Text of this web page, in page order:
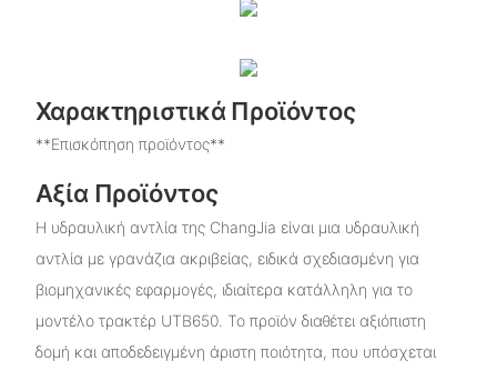
Χαρακτηριστικά Προϊόντος
**Επισκόπηση προϊόντος**
Αξία Προϊόντος
Η υδραυλική αντλία της ChangJia είναι μια υδραυλική
αντλία με γρανάζια ακριβείας, ειδικά σχεδιασμένη για
βιομηχανικές εφαρμογές, ιδιαίτερα κατάλληλη για το
μοντέλο τρακτέρ UTB650. Το προϊόν διαθέτει αξιόπιστη
δομή και αποδεδειγμένη άριστη ποιότητα, που υπόσχεται